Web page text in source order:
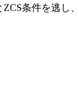
条件を逃し